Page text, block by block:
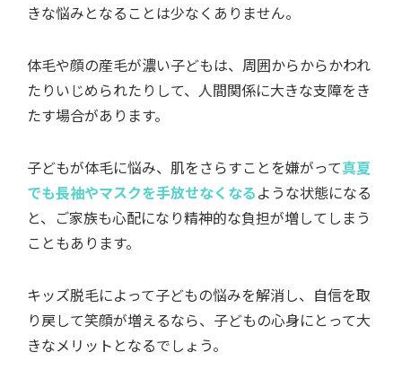
きな悩みとなることは少なくありません。
体毛や顔の産毛が濃い子どもは、周囲からからかわれ
たりいじめられたりして、人間関係に大きな支障をき
たす場合があります。
子どもが体毛に悩み、肌をさらすことを嫌がって真夏
でも長袖やマスクを手放せなくなるような状態になる
と、ご家族も心配になり精神的な負担が増してしまう
こともあります。
キッズ脱毛によって子どもの悩みを解消し、自信を取
り戻して笑顔が増えるなら、子どもの心身にとって大
きなメリットとなるでしょう。